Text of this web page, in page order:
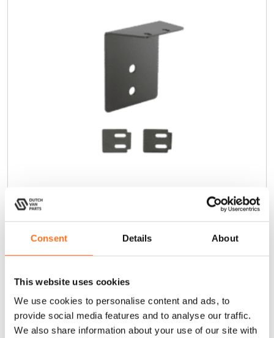
Consent Details About
This website uses cookies
We use cookies to personalise content and ads, to
provide social media features and to analyse our traffic.
We also share information about your use of our site with
Hintertür Verstärkungsplatte für
Sprinter 2006 - aktuell / Crafter 2006
- 2017
€ 40,00(Exkl. MwSt.)
In den Warenkorb